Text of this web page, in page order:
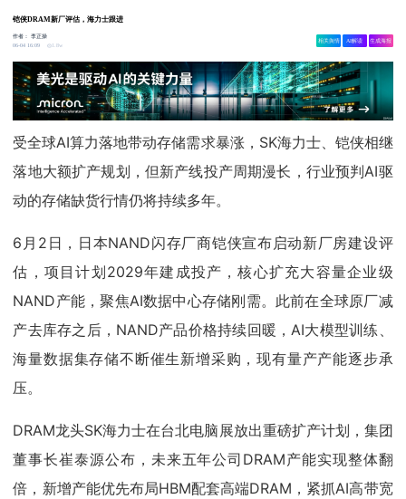
铠侠DRAM新厂评估，海力士跟进
作者：李正操
06-04 16:09
1.8w
相关舆情 AI解读 生成海报
受全球AI算力落地带动存储需求暴涨，SK海力士、铠侠相继
落地大额扩产规划，但新产线投产周期漫长，行业预判AI驱
动的存储缺货行情仍将持续多年。
6月2日，日本NAND闪存厂商铠侠宣布启动新厂房建设评
估，项目计划2029年建成投产，核心扩充大容量企业级
NAND产能，聚焦AI数据中心存储刚需。此前在全球原厂减
产去库存之后，NAND产品价格持续回暖，AI大模型训练、
海量数据集存储不断催生新增采购，现有量产产能逐步承
压。
DRAM龙头SK海力士在台北电脑展放出重磅扩产计划，集团
董事长崔泰源公布，未来五年公司DRAM产能实现整体翻
倍，新增产能优先布局HBM配套高端DRAM，紧抓AI高带宽